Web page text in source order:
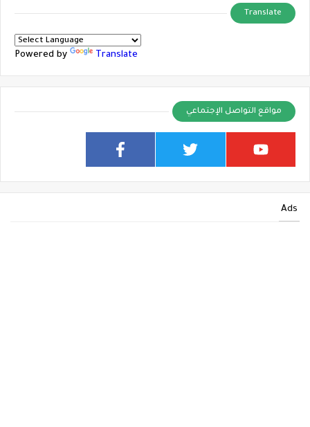
Translate
Powered by Translate
مواقع التواصل الإجتماعي
Ads